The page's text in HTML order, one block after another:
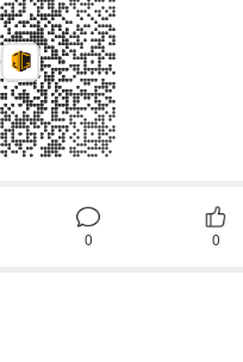
0 0